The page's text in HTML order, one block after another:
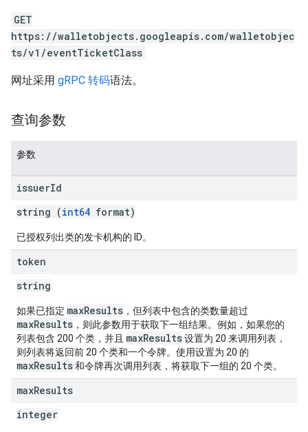
GET
https://walletobjects.googleapis.com/walletobjec
ts/v1/eventTicketClass
网址采用 gRPC 转码语法。
查询参数
参数
issuerId
string (int64 format)
已授权列出类的发卡机构的 ID。
token
string
如果已指定 maxResults ，但列表中包含的类数量超过
maxResults ，则此参数用于获取下一组结果。例如，如果您的
列表包含 200 个类，并且 maxResults设置为 20 来调用列表，
则列表将返回前 20 个类和一个令牌。使用设置为 20 的
maxResults和令牌再次调用列表，将获取下一组的 20 个类。
maxResults
integer